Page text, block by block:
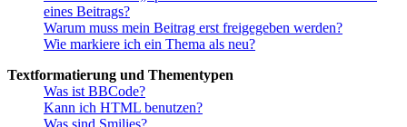
eines Beitrags?
Warum muss mein Beitrag erst freigegeben werden?
Wie markiere ich ein Thema als neu?
Textformatierung und Thementypen
Was ist BBCode?
Kann ich HTML benutzen?